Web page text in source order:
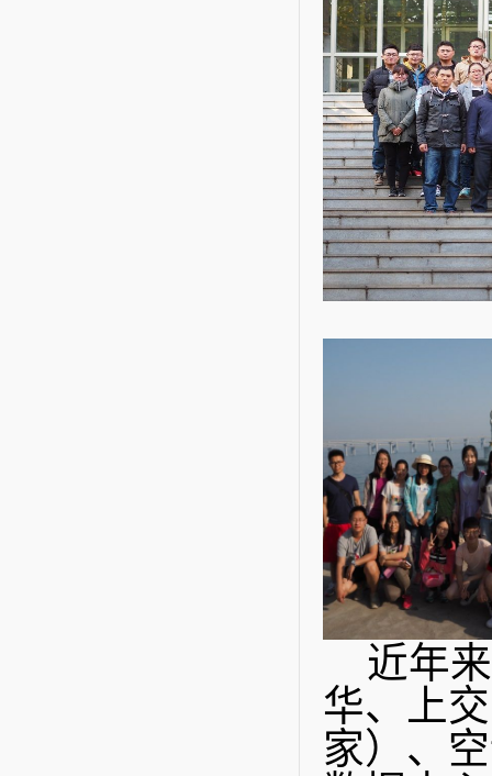
【育人
近年
华、上
家）、